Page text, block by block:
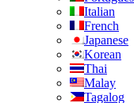
Italian
French
Japanese
Korean
Thai
Malay
Tagalog